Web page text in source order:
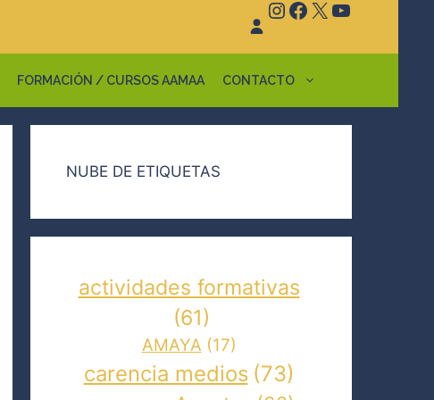
Instagram
Facebook
X YouTube
FORMACIÓN / CURSOS AAMAA CONTACTO
NUBE DE ETIQUETAS
actividades formativas
(61)
AMAYA (17)
carencia medios (73)